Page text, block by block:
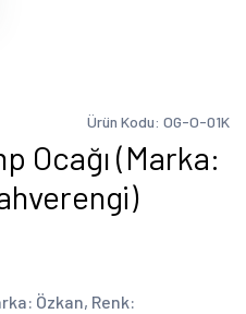
Ürün Kodu: OG-O-01K
Ocağı (Marka:
Özkan, Renk: